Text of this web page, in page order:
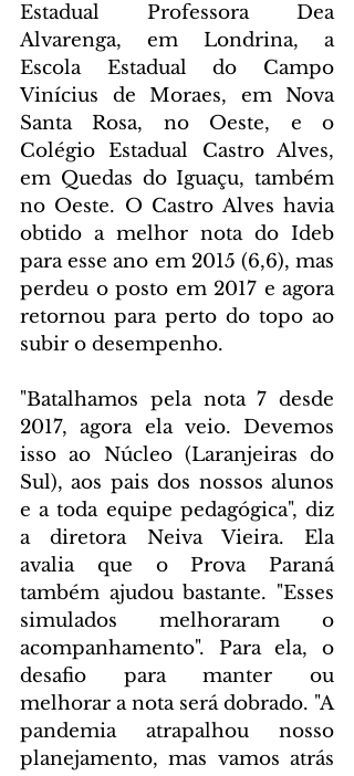
Estadual Professora Dea
Alvarenga, em Londrina, a
Escola Estadual do Campo
Vinícius de Moraes, em Nova
Santa Rosa, no Oeste, e o
Colégio Estadual Castro Alves,
em Quedas do Iguaçu, também
no Oeste. O Castro Alves havia
obtido a melhor nota do Ideb
para esse ano em 2015 (6,6), mas
perdeu o posto em 2017 e agora
retornou para perto do topo ao
subir o desempenho.
"Batalhamos pela nota 7 desde
2017, agora ela veio. Devemos
isso ao Núcleo (Laranjeiras do
Sul), aos pais dos nossos alunos
e a toda equipe pedagógica", diz
a diretora Neiva Vieira. Ela
avalia que o Prova Paraná
também ajudou bastante. "Esses
simulados melhoraram o
acompanhamento". Para ela, o
desafio para manter ou
melhorar a nota será dobrado. "A
pandemia atrapalhou nosso
planejamento, mas vamos atrás